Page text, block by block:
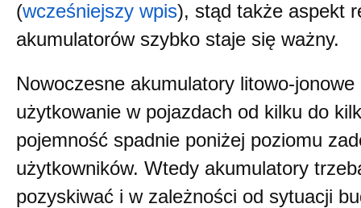
(wcześniejszy wpis), stąd także aspekt
akumulatorów szybko staje się ważny.
Nowoczesne akumulatory litowo-
użytkowanie w pojazdach od kilku do
pojemność spadnie poniżej poziomu
użytkowników. Wtedy akumulatory
pozyskiwać i w zależności od sytuacji